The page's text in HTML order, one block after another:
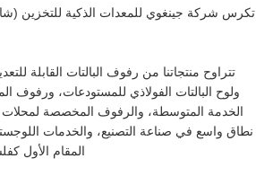
تكرس شركة جينغوي للمعدات الذكية للتخزين
تتراوح منتجاتنا من رفوف البالتات القابلة
ولوح البالتات الفولاذي للمستودعات، ورفوف
نطاق واسع في صناعة التصنيع، والخدمات
المقام الأول